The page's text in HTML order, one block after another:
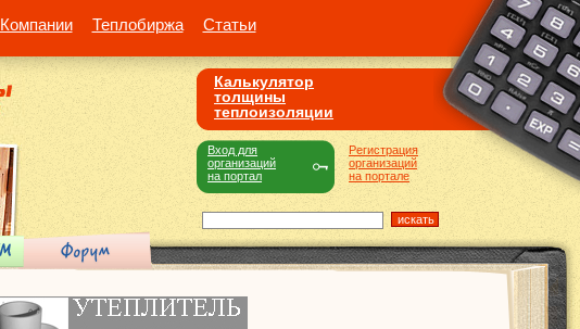
Компании Теплобиржа Статьи
Калькулятор
толщины
теплоизоляции
Регистрация
организаций
на портале
Вход для
организаций
на портал